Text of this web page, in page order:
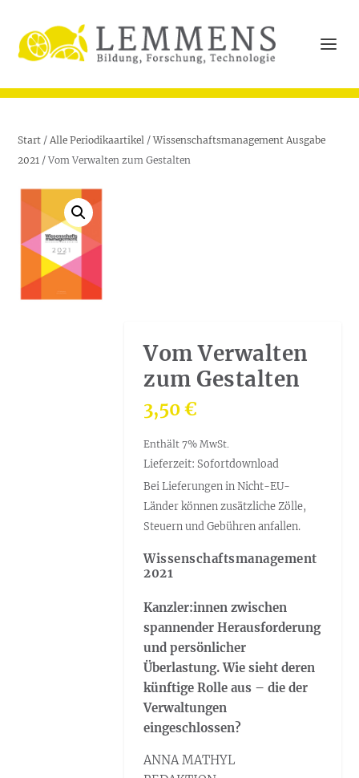
Start /Alle Periodikaartikel /Wissenschaftsmanagement Ausgabe
2021 / Vom Verwalten zum Gestalten
Vom Verwalten
zum Gestalten
3,50€
Enthält 7% MwSt.
Lieferzeit: Sofortdownload
Bei Lieferungen in Nicht-EU-
Länder können zusätzliche Zölle,
Steuern und Gebühren anfallen.
Wissenschaftsmanagement
2021
Kanzler:innen zwischen
spannender Herausforderung
und persönlicher
Überlastung. Wie sieht deren
künftige Rolle aus – die der
Verwaltungen
eingeschlossen?
ANNA MATHYL